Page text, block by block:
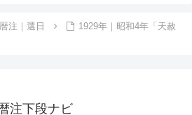
注｜選日
1929年｜昭和4年「天赦
注下段ナビ